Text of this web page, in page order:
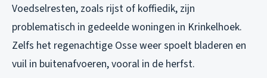
Voedselresten, zoals rijst of koffiedik, zijn
problematisch in gedeelde woningen in Krinkelhoek.
Zelfs het regenachtige Osse weer spoelt bladeren en
vuil in buitenafvoeren, vooral in de herfst.